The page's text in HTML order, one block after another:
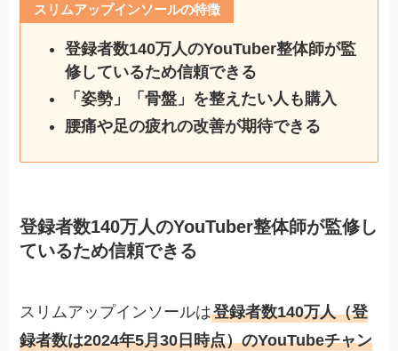
スリムアップインソールの特徴
登録者数140万人のYouTuber整体師が監
修しているため信頼できる
「姿勢」「骨盤」を整えたい人も購入
腰痛や足の疲れの改善が期待できる
登録者数140万人のYouTuber整体師が監修し
ているため信頼できる
スリムアップインソールは登録者数140万人（登
録者数は2024年5月30日時点）のYouTubeチャン